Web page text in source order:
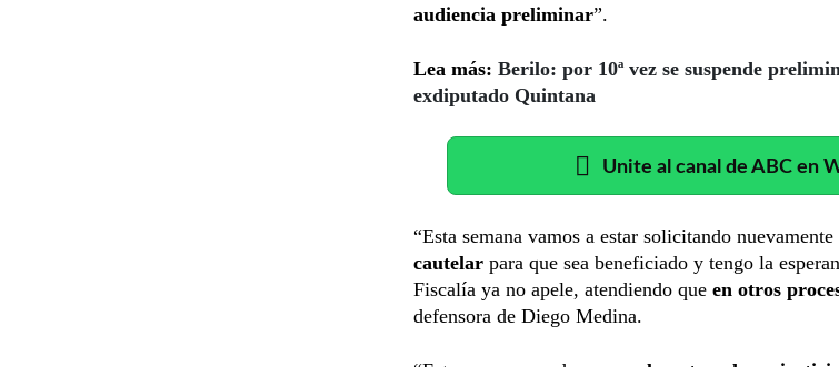
audiencia preliminar”.
Lea más: Berilo: por 10ª vez se suspende
exdiputado Quintana
Unite al canal de ABC en
“Esta semana vamos a estar solicitando nuevamente
cautelar para que sea beneficiado y tengo la
Fiscalía ya no apele, atendiendo que en otros
defensora de Diego Medina.